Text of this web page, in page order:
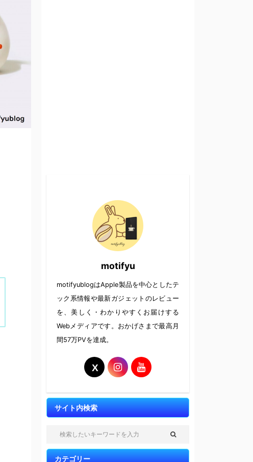
motifyu
motifyublogはApple製品を中心としたテ
ック系情報や最新ガジェットのレビュー
を、美しく・わかりやすくお届けする
Webメディアです。おかげさまで最高月
間57万PVを達成。
サイト内検索
カテゴリー